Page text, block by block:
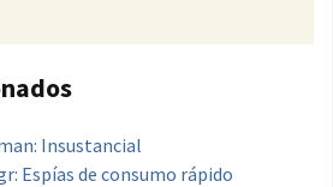
Insustancial
Espías de consumo rápido